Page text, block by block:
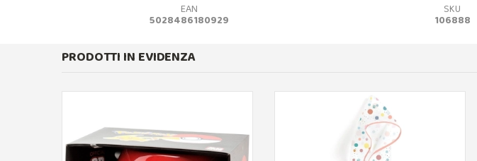
EAN
5028486180929
SKU
106888
PRODOTTI IN EVIDENZA